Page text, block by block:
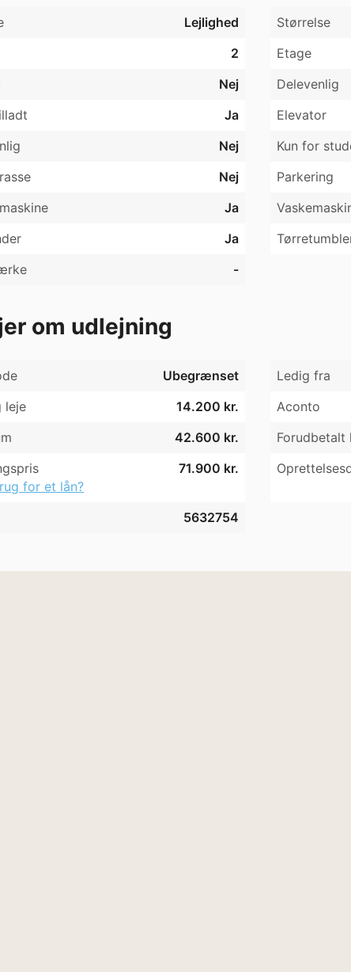
Lejlighed Størrelse
2 Etage
Nej Delevenlig
Ja Elevator
Nej Kun for
Nej Parkering
Ja
Ja
-
om udlejning
Ubegrænset Ledig fra
leje
14.200 kr. Aconto
42.600 kr. Forudbetalt
71.900 kr.
for et lån?
5632754